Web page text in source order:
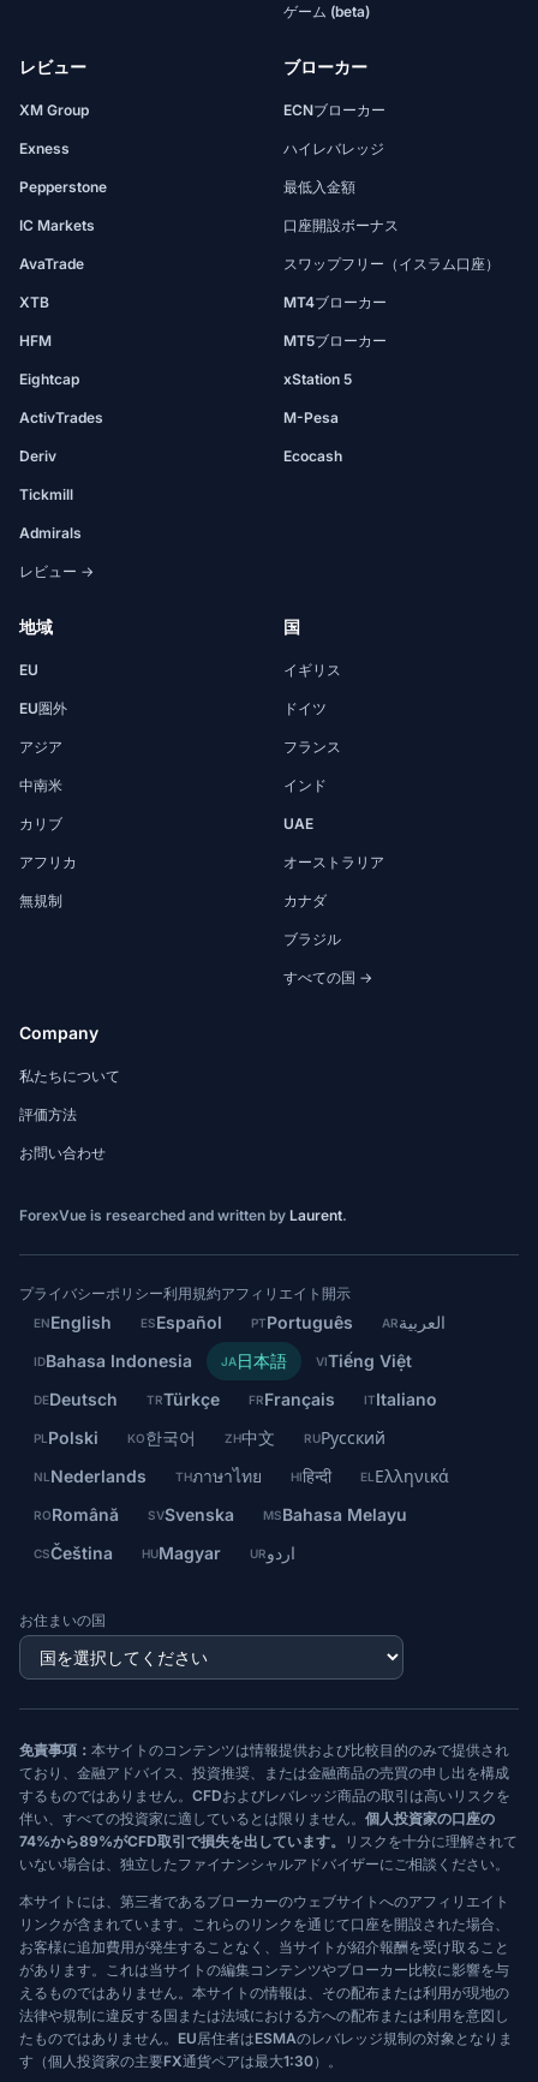
ゲーム (beta)
レビュー
XM Group
Exness
Pepperstone
IC Markets
AvaTrade
XTB
HFM
Eightcap
ActivTrades
Deriv
Tickmill
Admirals
レビュー →
ブローカー
ECNブローカー
ハイレバレッジ
最低入金額
口座開設ボーナス
スワップフリー（イスラム口座）
MT4ブローカー
MT5ブローカー
xStation 5
M-Pesa
Ecocash
地域
EU
EU圏外
アジア
中南米
カリブ
アフリカ
無規制
国
イギリス
ドイツ
フランス
インド
UAE
オーストラリア
カナダ
ブラジル
すべての国 →
Company
私たちについて
評価方法
お問い合わせ
ForexVue is researched and written by Laurent.
プライバシーポリシー利用規約アフィリエイト開示
ENEnglish ESEspañol PTPortuguês ARالعربية
IDBahasa Indonesia JA日本語 VITiếng Việt
DEDeutsch TRTürkçe FRFrançais ITItaliano
PL Polski KO한국어 ZH中文 RUРусский
NL Nederlands THภาษาไทย HIहिन्दी EL Ελληνικά
RORomână SVSvenska MSBahasa Melayu
CSČeština HUMagyar URاردو
お住まいの国
免責事項： 本サイトのコンテンツは情報提供および比較目的のみで提供され
ており、金融アドバイス、投資推奨、または金融商品の売買の申し出を構成
するものではありません。CFDおよびレバレッジ商品の取引は高いリスクを
伴い、すべての投資家に適しているとは限りません。 個人投資家の口座の
74%から89%がCFD取引で損失を出しています。
リスクを十分に理解されて
いない場合は、独立したファイナンシャルアドバイザーにご相談ください。
本サイトには、第三者であるブローカーのウェブサイトへのアフィリエイト
リンクが含まれています。これらのリンクを通じて口座を開設された場合、
お客様に追加費用が発生することなく、当サイトが紹介報酬を受け取ること
があります。これは当サイトの編集コンテンツやブローカー比較に影響を与
えるものではありません。本サイトの情報は、その配布または利用が現地の
法律や規制に違反する国または法域における方への配布または利用を意図し
たものではありません。EU居住者はESMAのレバレッジ規制の対象となりま
す（個人投資家の主要FX通貨ペアは最大1:30）。